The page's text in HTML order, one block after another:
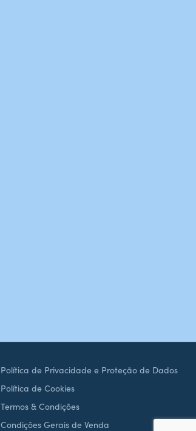
Política de Privacidade e Proteção de Dados
Política de Cookies
Termos & Condições
Condições Gerais de Venda